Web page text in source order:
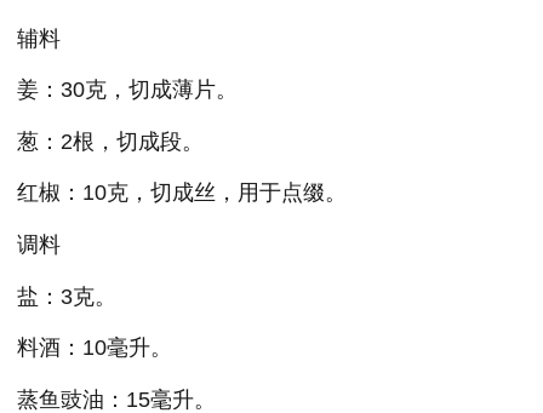
辅料
姜：30克，切成薄片。
葱：2根，切成段。
红椒：10克，切成丝，用于点缀。
调料
盐：3克。
料酒：10毫升。
蒸鱼豉油：15毫升。